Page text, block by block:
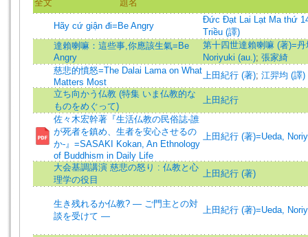
全文 題名
Hãy cứ giận đi=Be Angry
Đức Đạt Lai Lạt Ma thứ
Triều (譯)
達賴喇嘛：這些事,你應該生氣=Be
Angry
第十四世達賴喇嘛 (著)=
Noriyuki (au.); 張家綺
慈悲的憤怒=The Dalai Lama on What
Matters Most
上田紀行 (著); 江羿均 (譯)
立ち向かう仏教 (特集 いま仏教的な
ものをめぐって)
上田紀行
佐々木宏幹著『生活仏教の民俗誌-誰
が死者を鎮め、生者を安心させるの
か-』=SASAKI Kokan, An Ethnology
of Buddhism in Daily Life
上田紀行 (著)=Ueda,
大会基調講演 慈悲の怒り : 仏教と心
理学の役目
上田紀行 (著)
生き残れるか仏教? ― ご門主との対
談を受けて ―
上田紀行 (著)=Ueda,